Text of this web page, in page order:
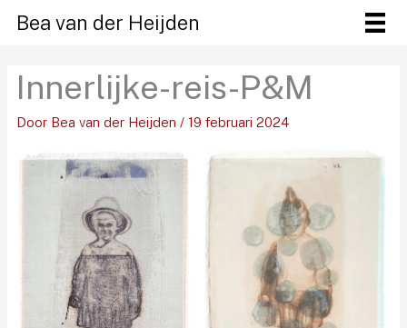
naar
inhoud
Bea van der Heijden
Innerlijke-reis-P&M
Door Bea van der Heijden / 19 februari 2024